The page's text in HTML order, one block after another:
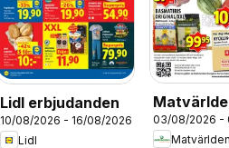
Lidl erbjudanden
10/08/2026 - 16/08/2026
Lidl
03/08/2026 -
Matvärlden